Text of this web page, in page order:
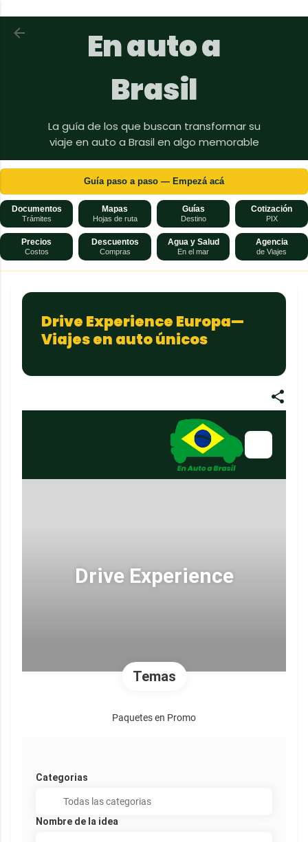
Ir al contenido principal
En auto a
Brasil
La guía de los que buscan transformar su
viaje en auto a Brasil en algo memorable
Guía paso a paso — Empezá acá
Documentos
Trámites
Mapas
Hojas de ruta
Guías
Destino
Cotización
PIX
Precios
Costos
Descuentos
Compras
Agua y Salud
En el mar
Agencia
de Viajes
Drive Experience Europa—
Viajes en auto únicos